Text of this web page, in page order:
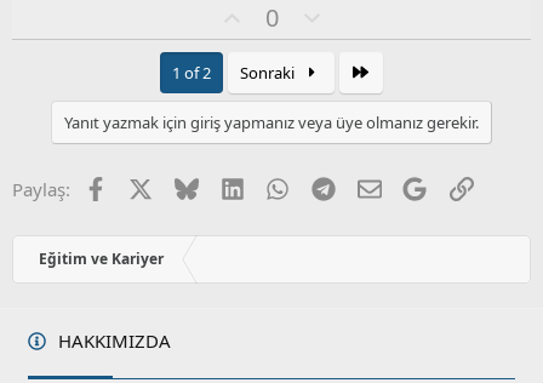
y
l
a
0
l
m
s
u
o
y
l
1 of 2 Sonraki
Yanıt yazmak için giriş yapmanız veya üye olmanız gerekir.
Paylaş: Facebook BlueskyLinkedInWhatsApp
Telegram
E-postaGoogleLink
Eğitim ve Kariyer
HAKKIMIZDA